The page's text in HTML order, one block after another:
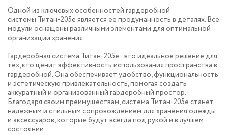
Одной из ключевых особенностей гардеробной
системы Титан-205e является ее продуманность в деталях. Все
модули оснащены различными элементами для оптимальной
организации хранения.
Гардеробная система Титан-205e - это идеальное решение для
тех, кто ценит эффективность использования пространства в
гардеробной. Она обеспечивает удобство, функциональность
и эстетическую привлекательность, помогая создать
аккуратный и организованный гардеробный простор.
Благодаря своим преимуществам, система Титан-205e станет
надежным и стильным сопровождением для хранения одежды
и аксессуаров, которые будут всегда под рукой и в лучшем
состоянии.